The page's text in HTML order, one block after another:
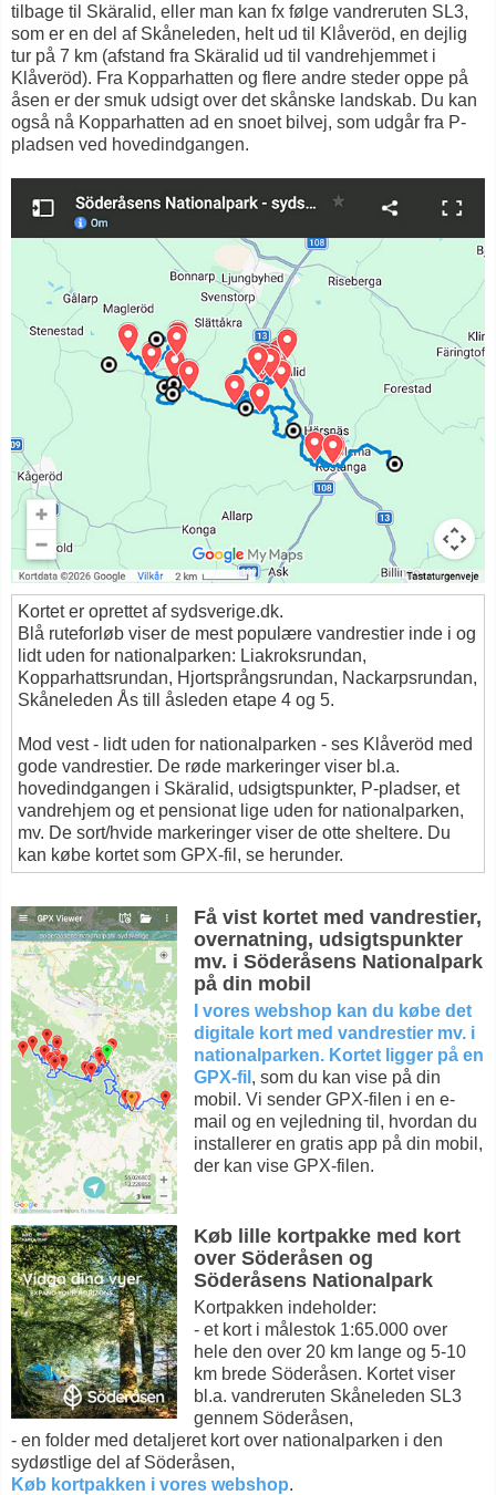
tilbage til Skäralid, eller man kan fx følge vandreruten SL3,
som er en del af Skåneleden, helt ud til Klåveröd, en dejlig
tur på 7 km (afstand fra Skäralid ud til vandrehjemmet i
Klåveröd). Fra Kopparhatten og flere andre steder oppe på
åsen er der smuk udsigt over det skånske landskab. Du kan
også nå Kopparhatten ad en snoet bilvej, som udgår fra P-
pladsen ved hovedindgangen.
Kortet er oprettet af sydsverige.dk.
Blå ruteforløb viser de mest populære vandrestier inde i og
lidt uden for nationalparken: Liakroksrundan,
Kopparhattsrundan, Hjortsprångsrundan, Nackarpsrundan,
Skåneleden Ås till åsleden etape 4 og 5.
Mod vest - lidt uden for nationalparken - ses Klåveröd med
gode vandrestier. De røde markeringer viser bl.a.
hovedindgangen i Skäralid, udsigtspunkter, P-pladser, et
vandrehjem og et pensionat lige uden for nationalparken,
mv. De sort/hvide markeringer viser de otte sheltere. Du
kan købe kortet som GPX-fil, se herunder.
Få vist kortet med vandrestier,
overnatning, udsigtspunkter
mv. i Söderåsens Nationalpark
på din mobil
I vores webshop kan du købe det
digitale kort med vandrestier mv. i
nationalparken. Kortet ligger på en
GPX-fil , som du kan vise på din
mobil. Vi sender GPX-filen i en e-
mail og en vejledning til, hvordan du
installerer en gratis app på din mobil,
der kan vise GPX-filen.
Køb lille kortpakke med kort
over Söderåsen og
Söderåsens Nationalpark
Kortpakken indeholder:
- et kort i målestok 1:65.000 over
hele den over 20 km lange og 5-10
km brede Söderåsen. Kortet viser
bl.a. vandreruten Skåneleden SL3
gennem Söderåsen,
- en folder med detaljeret kort over nationalparken i den
sydøstlige del af Söderåsen,
Køb kortpakken i vores webshop.